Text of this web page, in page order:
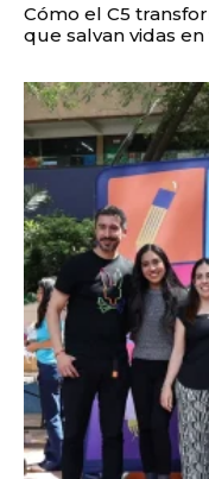
Cómo el C5
que salvan vidas